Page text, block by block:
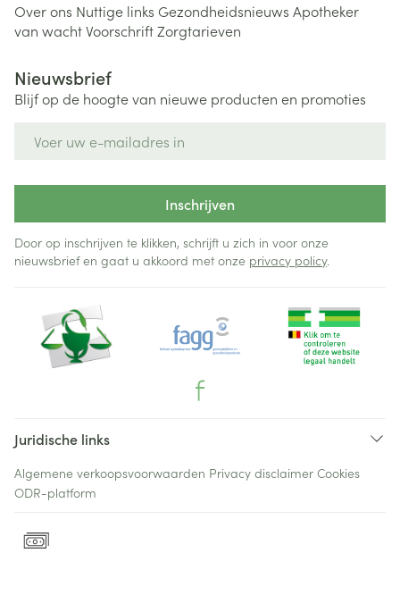
Over ons Nuttige links Gezondheidsnieuws Apotheker
van wachtVoorschriftZorgtarieven
Nieuwsbrief
Blijf op de hoogte van nieuwe producten en promoties
Inschrijven
Door op inschrijven te klikken, schrijft u zich in voor onze
nieuwsbrief en gaat u akkoord met onze privacy policy.
Juridische links
Algemene verkoopsvoorwaarden Privacy disclaimer Cookies
ODR-platform